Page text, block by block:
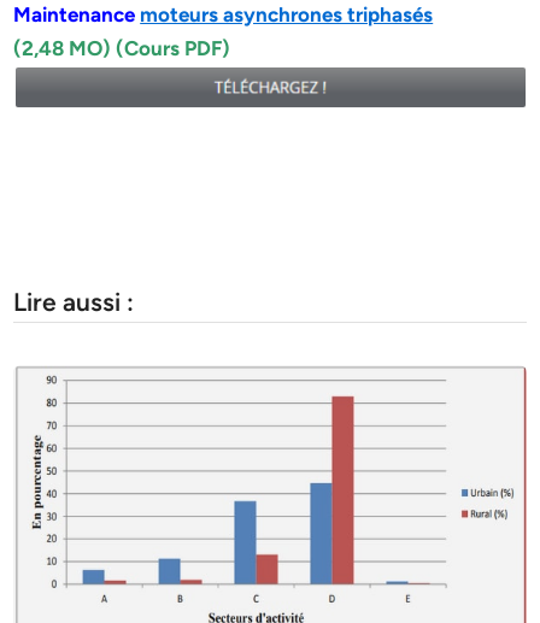
Maintenance moteurs asynchrones triphasés
(2,48 MO) (Cours PDF)
Lire aussi :